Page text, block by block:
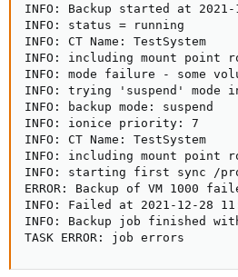
INFO: Backup started at 2021-
INFO: status = running
INFO: CT Name: TestSystem
INFO: including mount
INFO: mode failure - some
INFO: trying 'suspend' mode
INFO: backup mode: suspend
INFO: ionice priority: 7
INFO: CT Name: TestSystem
INFO: including mount
INFO: starting first sync /
ERROR: Backup of VM
INFO: Failed at 2021-12-28
INFO: Backup job finished
TASK ERROR: job errors